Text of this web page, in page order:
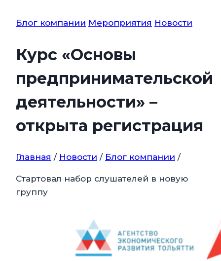
Блог компании Мероприятия Новости
Курс «Основы
предпринимательской
деятельности» –
открыта регистрация
Главная / Новости / Блог компании /
Стартовал набор слушателей в новую
группу